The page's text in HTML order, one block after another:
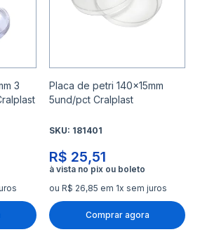
3
Placa de petri 140x15mm
5und/pct Cralplast
SKU: 181401
R$ 25,51
ou R$ 26,85 em 1x sem juros
Comprar agora